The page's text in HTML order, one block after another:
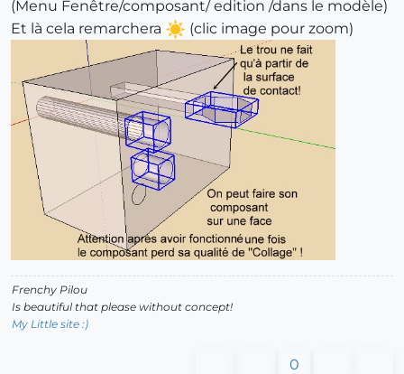
(Menu Fenêtre/composant/ edition /dans le modèle)
Et là cela remarchera
(clic image pour zoom)
Frenchy Pilou
Is beautiful that please without concept!
My Little site :)
0